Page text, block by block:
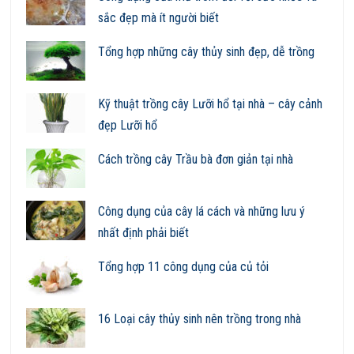
sắc đẹp mà ít người biết
Tổng hợp những cây thủy sinh đẹp, dễ trồng
Kỹ thuật trồng cây Lưỡi hổ tại nhà – cây cảnh
đẹp Lưỡi hổ
Cách trồng cây Trầu bà đơn giản tại nhà
Công dụng của cây lá cách và những lưu ý
nhất định phải biết
Tổng hợp 11 công dụng của củ tỏi
16 Loại cây thủy sinh nên trồng trong nhà